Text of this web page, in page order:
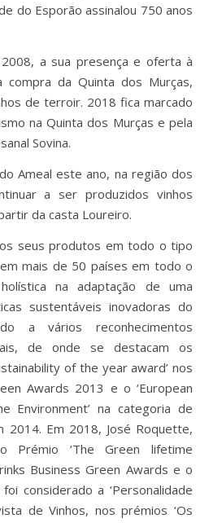
do Esporão assinalou 750 anos
a sua presença e oferta à
da Quinta dos Murças,
de terroir. 2018 fica marcado
na Quinta dos Murças e pela
Sovina.
Ameal este ano, na região dos
a ser produzidos vinhos
da casta Loureiro.
seus produtos em todo o tipo
mais de 50 países em todo o
na adaptação de uma
sustentáveis inovadoras do
a vários reconhecimentos
de onde se destacam os
of the year award’ nos
Awards 2013 e o ‘European
Environment’ na categoria de
2014. Em 2018, José Roquette,
Prémio ‘The Green lifetime
Business Green Awards e o
considerado a ‘Personalidade
de Vinhos, nos prémios ‘Os